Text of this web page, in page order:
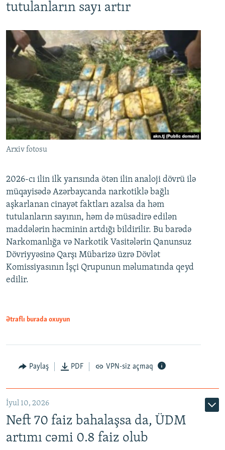
tutulanların sayı artır
Arxiv fotosu
2026-cı ilin ilk yarısında ötən ilin analoji dövrü ilə
müqayisədə Azərbaycanda narkotiklə bağlı
aşkarlanan cinayət faktları azalsa da həm
tutulanların sayının, həm də müsadirə edilən
maddələrin həcminin artdığı bildirilir. Bu barədə
Narkomanlığa və Narkotik Vasitələrin Qanunsuz
Dövriyyəsinə Qarşı Mübarizə üzrə Dövlət
Komissiyasının İşçi Qrupunun məlumatında qeyd
edilir.
Ətraflı burada oxuyun
Paylaş PDF VPN-siz açmaq
İyul 10, 2026
Neft 70 faiz bahalaşsa da, ÜDM
artımı cəmi 0.8 faiz olub